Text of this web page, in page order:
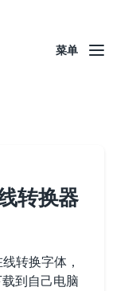
菜单
转换器
转换字体，
到自己电脑